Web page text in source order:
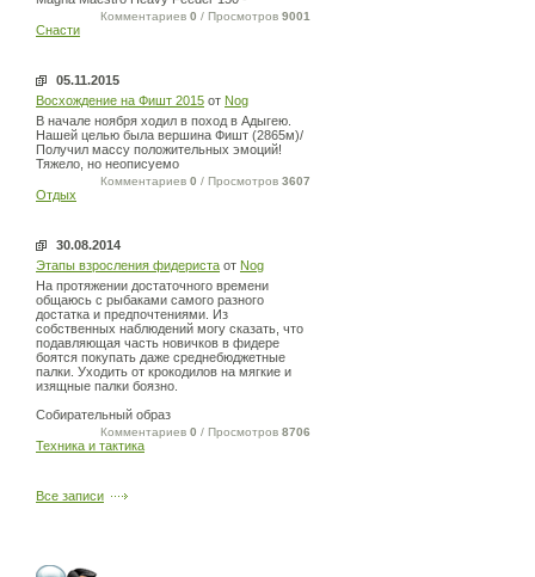
Комментариев 0 / Просмотров 9001
Снасти
05.11.2015
Восхождение на Фишт 2015 от Nog
В начале ноября ходил в поход в Адыгею.
Нашей целью была вершина Фишт (2865м)/
Получил массу положительных эмоций!
Тяжело, но неописуемо
Комментариев 0 / Просмотров 3607
Отдых
30.08.2014
Этапы взросления фидериста от Nog
На протяжении достаточного времени
общаюсь с рыбаками самого разного
достатка и предпочтениями. Из
собственных наблюдений могу сказать, что
подавляющая часть новичков в фидере
боятся покупать даже среднебюджетные
палки. Уходить от крокодилов на мягкие и
изящные палки боязно.
Собирательный образ
Комментариев 0 / Просмотров 8706
Техника и тактика
Все записи